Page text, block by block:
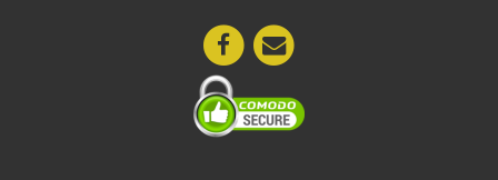
de
producto